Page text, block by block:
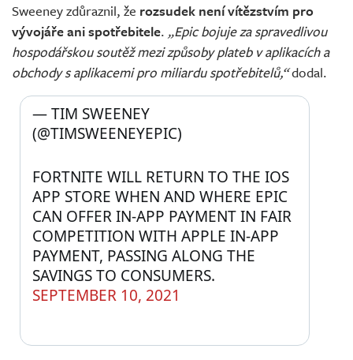
Sweeney zdůraznil, že rozsudek není vítězstvím pro
vývojáře ani spotřebitele. „Epic bojuje za spravedlivou
hospodářskou soutěž mezi způsoby plateb v aplikacích a
obchody s aplikacemi pro miliardu spotřebitelů,“dodal.
FORTNITE WILL RETURN TO THE IOS
APP STORE WHEN AND WHERE EPIC
CAN OFFER IN-APP PAYMENT IN FAIR
COMPETITION WITH APPLE IN-APP
PAYMENT, PASSING ALONG THE
SAVINGS TO CONSUMERS.
— TIM SWEENEY
(@TIMSWEENEYEPIC)
SEPTEMBER 10, 2021